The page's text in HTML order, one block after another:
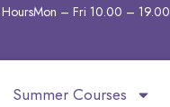
Mon – Fri 10.00 – 19.00
Summer Courses